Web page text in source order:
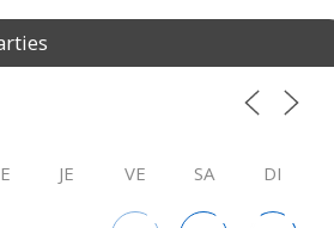
JE VE SA DI